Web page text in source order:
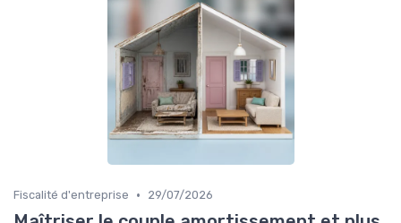
Fiscalité d'entreprise • 29/07/2026